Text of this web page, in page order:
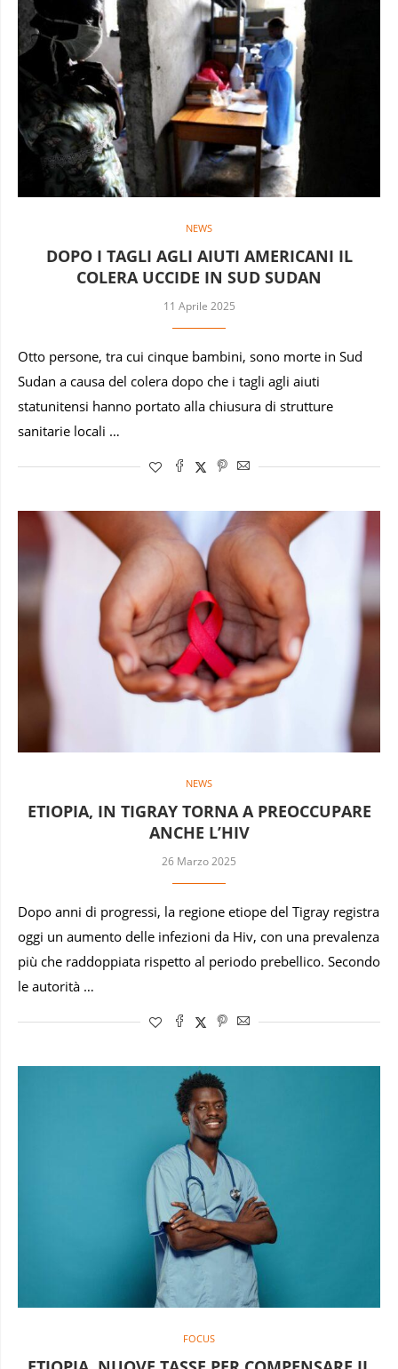
NEWS
DOPO I TAGLI AGLI AIUTI AMERICANI IL
COLERA UCCIDE IN SUD SUDAN
11 Aprile 2025
Otto persone, tra cui cinque bambini, sono morte in Sud
Sudan a causa del colera dopo che i tagli agli aiuti
statunitensi hanno portato alla chiusura di strutture
sanitarie locali …
NEWS
ETIOPIA, IN TIGRAY TORNA A PREOCCUPARE
ANCHE L’HIV
26 Marzo 2025
Dopo anni di progressi, la regione etiope del Tigray registra
oggi un aumento delle infezioni da Hiv, con una prevalenza
più che raddoppiata rispetto al periodo prebellico. Secondo
le autorità …
FOCUS